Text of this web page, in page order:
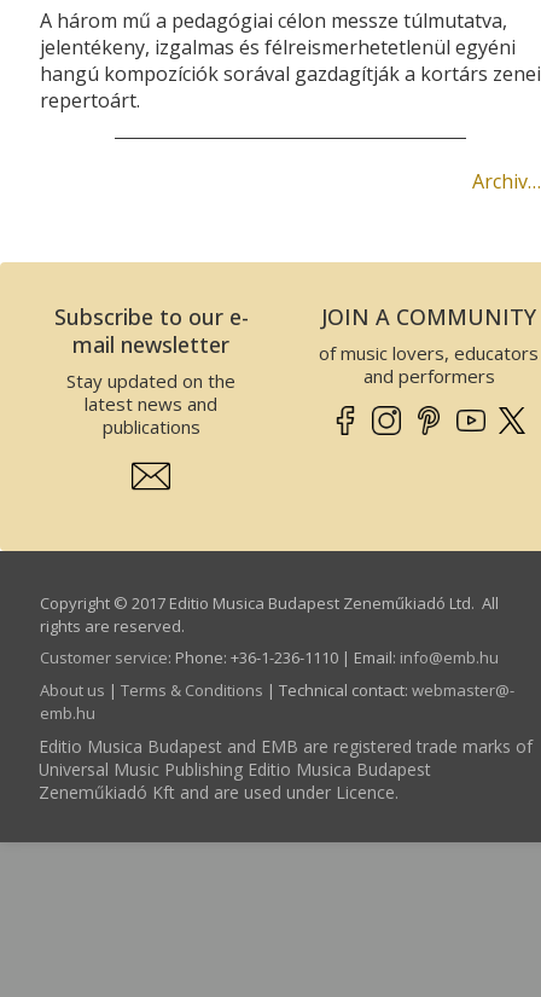
A három mű a pedagógiai célon messze túlmutatva,
jelentékeny, izgalmas és félreismerhetetlenül egyéni
hangú kompozíciók sorával gazdagítják a kortárs zenei
repertoárt.
Archiv…
Subscribe to our e-
mail newsletter
Stay updated on the
latest news and
publications
JOIN A COMMUNITY
of music lovers, educators
and performers
Copyright © 2017 Editio Musica Budapest Zeneműkiadó Ltd. All
rights are reserved.
Customer service: Phone: +36-1-236-1110 | Email: info­@­emb.hu
About us | Terms & Conditions | Technical contact: webmaster­@­
emb.hu
Editio Musica Budapest and EMB are registered trade marks of
Universal Music Publishing Editio Musica Budapest
Zeneműkiadó Kft and are used under Licence.